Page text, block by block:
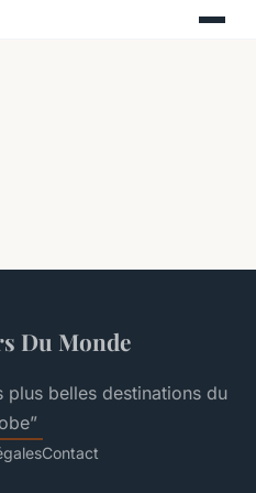
Du Monde
plus belles destinations du
Contact